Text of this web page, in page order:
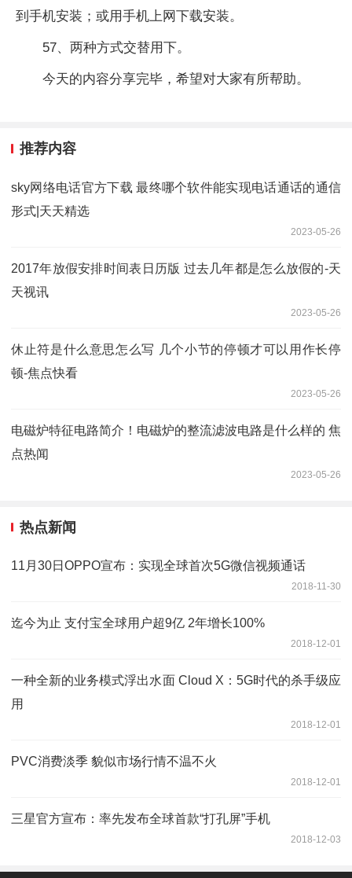
到手机安装；或用手机上网下载安装。
57、两种方式交替用下。
今天的内容分享完毕，希望对大家有所帮助。
推荐内容
sky网络电话官方下载 最终哪个软件能实现电话通话的通信
形式|天天精选
2023-05-26
2017年放假安排时间表日历版 过去几年都是怎么放假的-天
天视讯
2023-05-26
休止符是什么意思怎么写 几个小节的停顿才可以用作长停
顿-焦点快看
2023-05-26
电磁炉特征电路简介！电磁炉的整流滤波电路是什么样的 焦
点热闻
2023-05-26
热点新闻
11月30日OPPO宣布：实现全球首次5G微信视频通话
2018-11-30
迄今为止 支付宝全球用户超9亿 2年增长100%
2018-12-01
一种全新的业务模式浮出水面 Cloud X：5G时代的杀手级应
用
2018-12-01
PVC消费淡季 貌似市场行情不温不火
2018-12-01
三星官方宣布：率先发布全球首款“打孔屏”手机
2018-12-03